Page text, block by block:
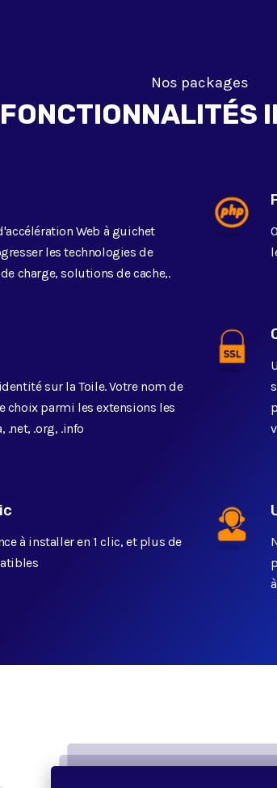
Nos packages
FONCTIONNALITÉS
Web à guichet
les technologies de
charge, solutions de cache,.
sur la Toile. Votre nom de
choix parmi les extensions les
.net, .org, .info
à installer en 1 clic, et plus de